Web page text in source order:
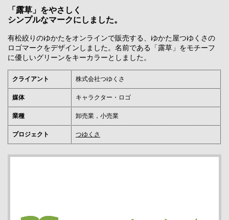
「露草」をやさしく
シンプルなマークにしました。
有松絞りのゆかたをオンラインで販売する、ゆかた屋つゆくさの
ロゴマークをデザインしました。名前である「露草」をモチーフ
に優しいグリーンをキーカラーとしました。
クライアント 株式会社つゆくさ
媒体 キャラクター・ロゴ
業種 卸売業，小売業
プロジェクト つゆくさ